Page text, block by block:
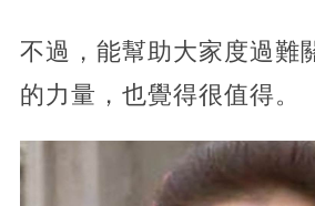
不過，能幫助大家度過難
的力量，也覺得很值得。